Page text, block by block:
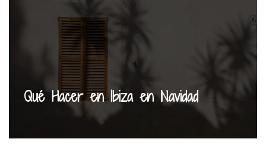
Qué Hacer en Ibiza en Navidad